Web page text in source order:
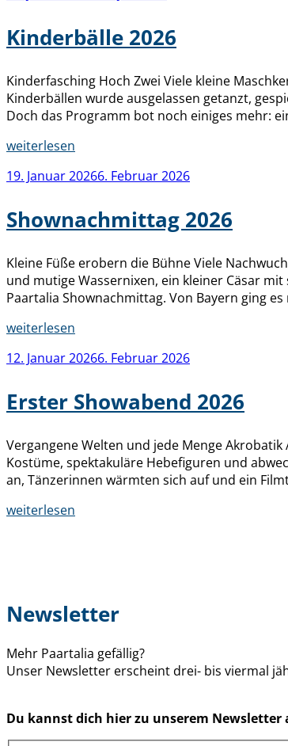
Kinderbälle 2026
Kinderfasching Hoch Zwei Viele kleine
Kinderbällen wurde ausgelassen getanzt,
Doch das Programm bot noch einiges mehr:
„Kinderbälle
weiterlesen
Veröffentlicht
19. Januar 20266. Februar 2026
Shownachmittag 2026
Kleine Füße erobern die Bühne Viele
und mutige Wassernixen, ein kleiner Cäsar
Paartalia Shownachmittag. Von Bayern ging
„Shownachmittag
weiterlesen
Veröffentlicht
12. Januar 20266. Februar 2026
Erster Showabend 2026
Vergangene Welten und jede Menge
Kostüme, spektakuläre Hebefiguren und
an, Tänzerinnen wärmten sich auf und ein
„Erster
weiterlesen
Newsletter
Mehr Paartalia gefällig?
Unser Newsletter erscheint drei- bis viermal
Du kannst dich hier zu unserem Newsletter